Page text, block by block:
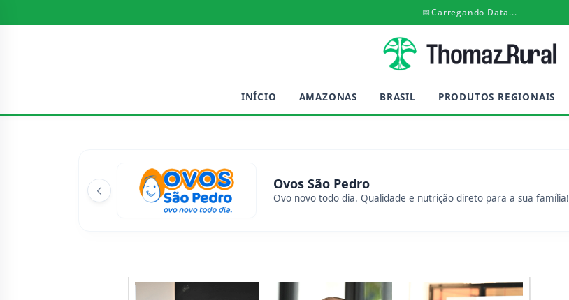
📅Carregando Data...
INÍCIO AMAZONAS BRASIL PRODUTOS REGIONAIS
Ovos São Pedro
Ovo novo todo dia. Qualidade e nutrição direto para a sua família!